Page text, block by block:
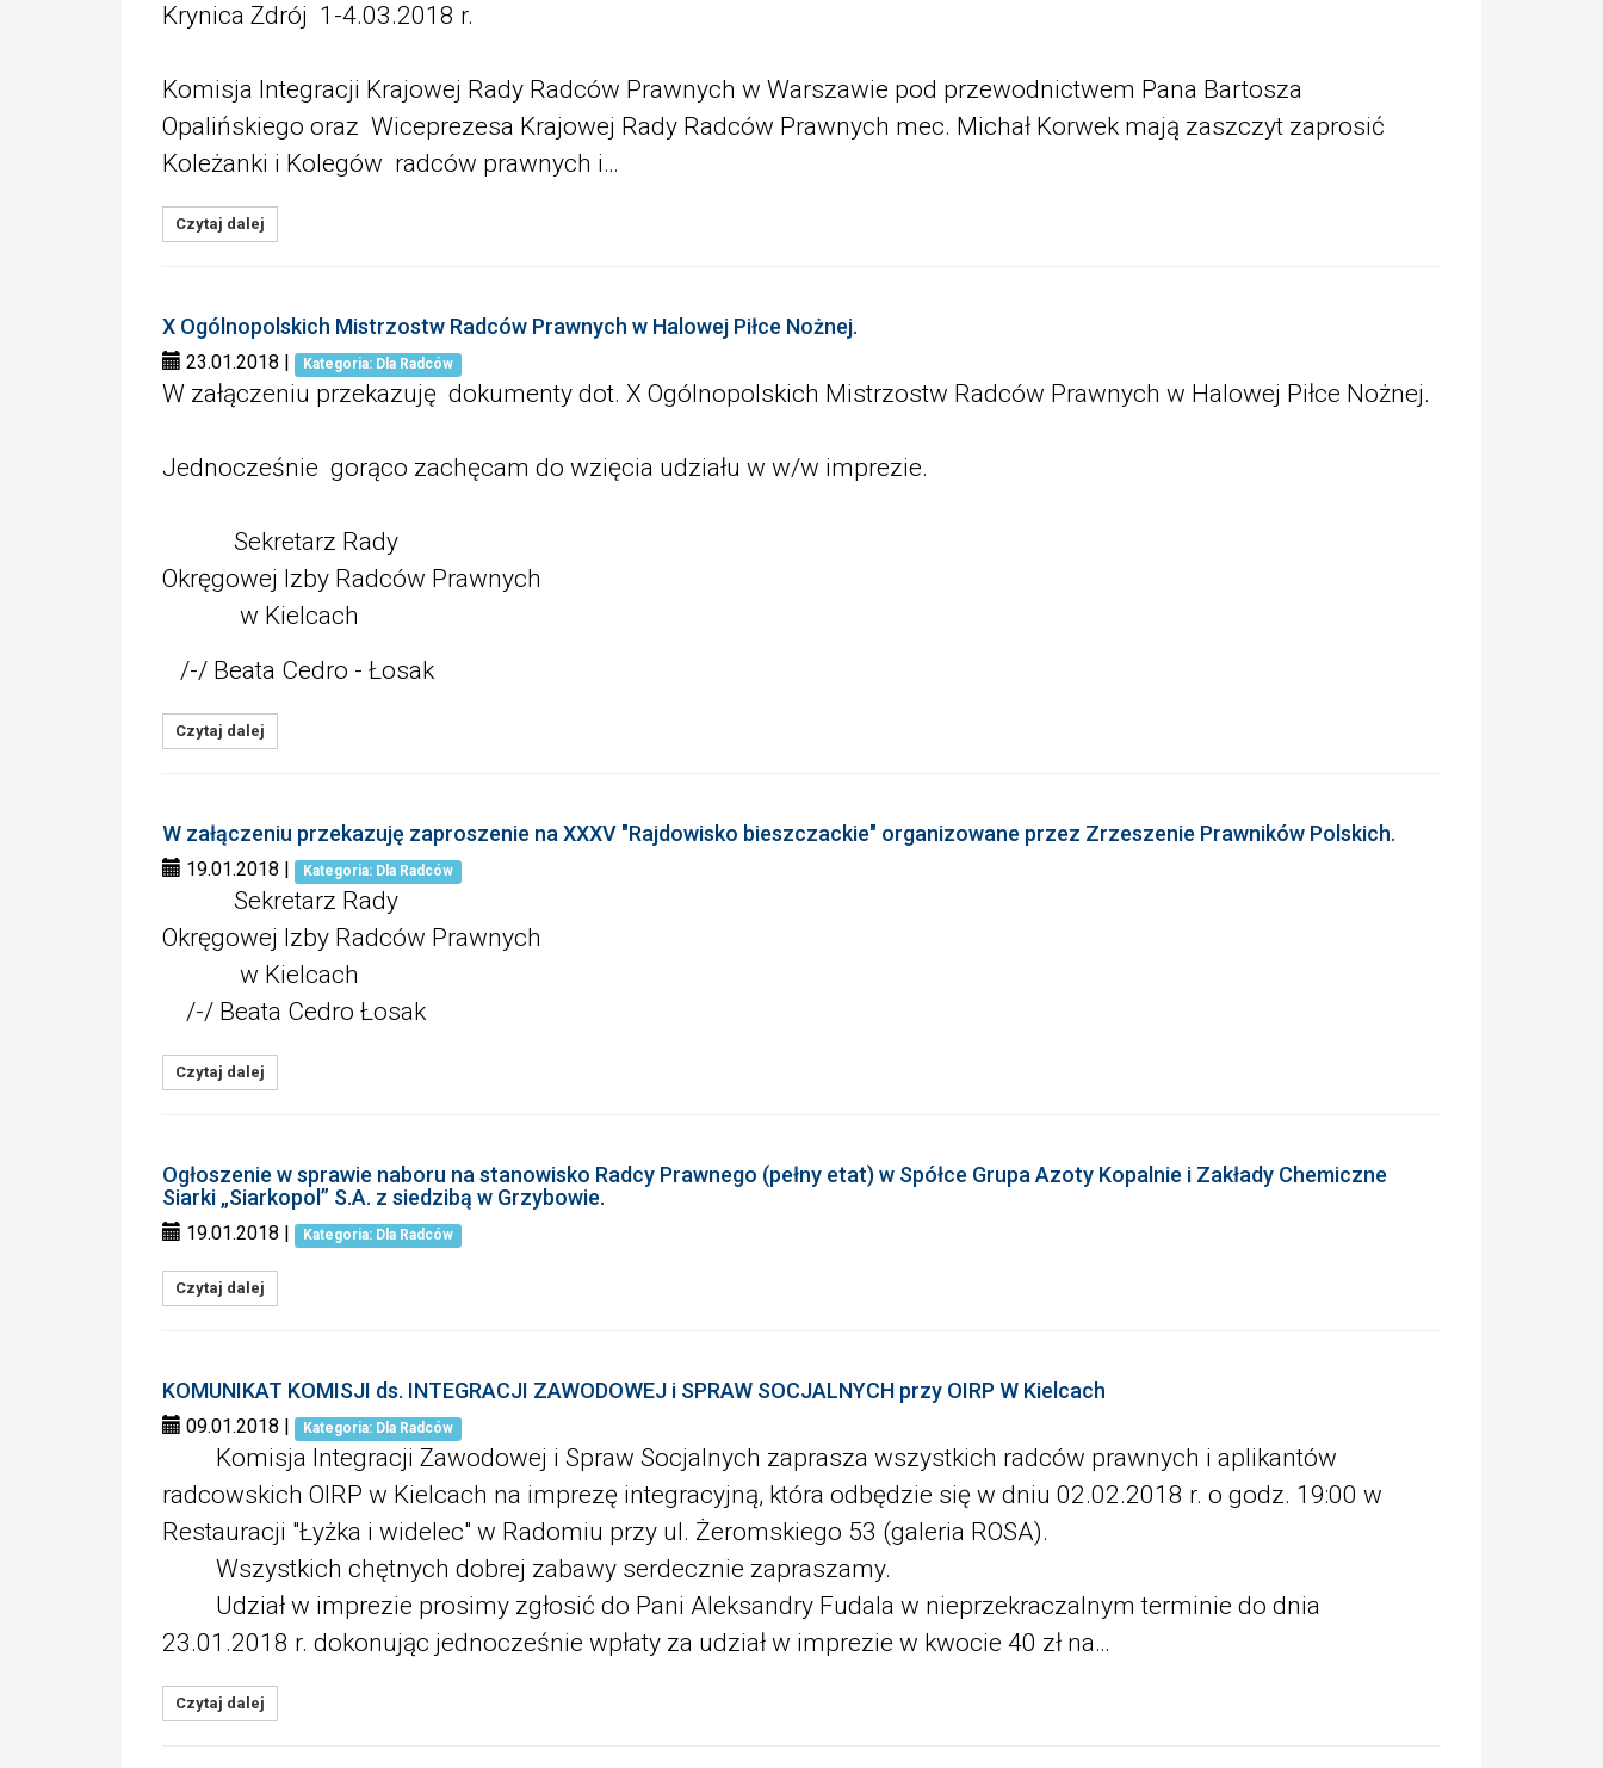
Krynica Zdrój 1-4.03.2018 r.
Komisja Integracji Krajowej Rady Radców Prawnych w Warszawie pod przewodnictwem Pana Bartosza
Opalińskiego oraz Wiceprezesa Krajowej Rady Radców Prawnych mec. Michał Korwek mają zaszczyt zaprosić
Koleżanki i Kolegów radców prawnych i…
Czytaj dalej
X Ogólnopolskich Mistrzostw Radców Prawnych w Halowej Piłce Nożnej.
23.01.2018 | Kategoria: Dla Radców
W załączeniu przekazuję dokumenty dot. X Ogólnopolskich Mistrzostw Radców Prawnych w Halowej Piłce Nożnej.
Jednocześnie gorąco zachęcam do wzięcia udziału w w/w imprezie.
Sekretarz Rady
Okręgowej Izby Radców Prawnych
w Kielcach
/-/ Beata Cedro - Łosak
Czytaj dalej
W załączeniu przekazuję zaproszenie na XXXV "Rajdowisko bieszczackie" organizowane przez Zrzeszenie Prawników Polskich.
19.01.2018 | Kategoria: Dla Radców
Sekretarz Rady
Okręgowej Izby Radców Prawnych
w Kielcach
/-/ Beata Cedro Łosak
Czytaj dalej
Ogłoszenie w sprawie naboru na stanowisko Radcy Prawnego (pełny etat) w Spółce Grupa Azoty Kopalnie i Zakłady Chemiczne
Siarki „Siarkopol” S.A. z siedzibą w Grzybowie.
19.01.2018 | Kategoria: Dla Radców
Czytaj dalej
KOMUNIKAT KOMISJI ds. INTEGRACJI ZAWODOWEJ i SPRAW SOCJALNYCH przy OIRP W Kielcach
09.01.2018 | Kategoria: Dla Radców
Komisja Integracji Zawodowej i Spraw Socjalnych zaprasza wszystkich radców prawnych i aplikantów
radcowskich OIRP w Kielcach na imprezę integracyjną, która odbędzie się w dniu 02.02.2018 r. o godz. 19:00 w
Restauracji "Łyżka i widelec" w Radomiu przy ul. Żeromskiego 53 (galeria ROSA).
Wszystkich chętnych dobrej zabawy serdecznie zapraszamy.
Udział w imprezie prosimy zgłosić do Pani Aleksandry Fudala w nieprzekraczalnym terminie do dnia
23.01.2018 r. dokonując jednocześnie wpłaty za udział w imprezie w kwocie 40 zł na…
Czytaj dalej